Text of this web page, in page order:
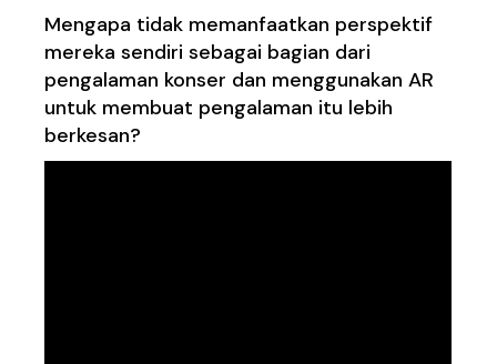
Mengapa tidak memanfaatkan perspektif
mereka sendiri sebagai bagian dari
pengalaman konser dan menggunakan AR
untuk membuat pengalaman itu lebih
berkesan?